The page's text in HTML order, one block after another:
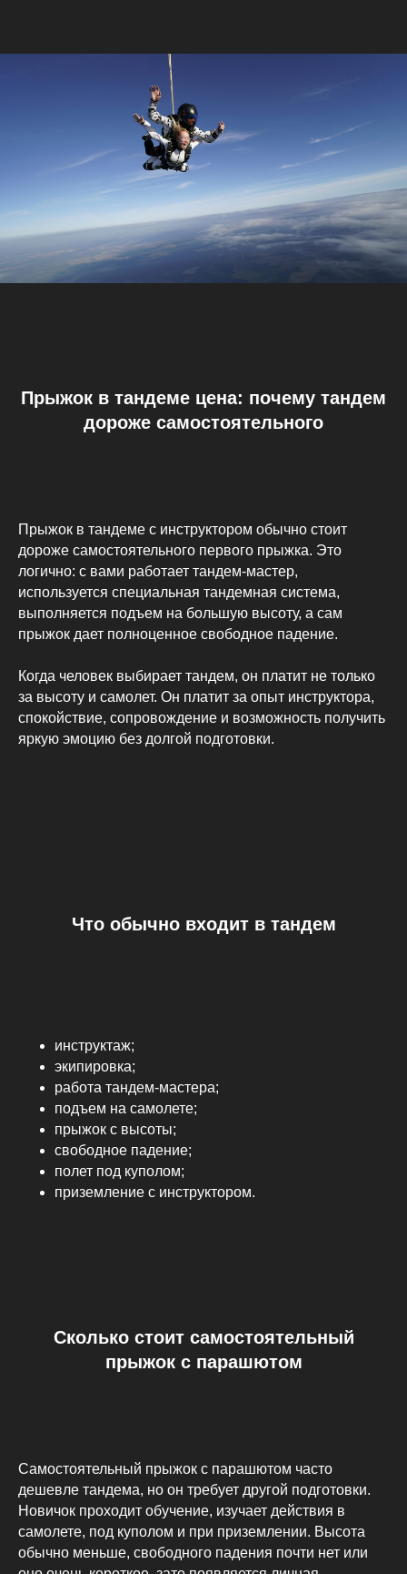
Прыжок в тандеме цена: почему тандем
дороже самостоятельного
Прыжок в тандеме с инструктором обычно стоит
дороже самостоятельного первого прыжка. Это
логично: с вами работает тандем-мастер,
используется специальная тандемная система,
выполняется подъем на большую высоту, а сам
прыжок дает полноценное свободное падение.
Когда человек выбирает тандем, он платит не только
за высоту и самолет. Он платит за опыт инструктора,
спокойствие, сопровождение и возможность получить
яркую эмоцию без долгой подготовки.
Что обычно входит в тандем
инструктаж;
экипировка;
работа тандем-мастера;
подъем на самолете;
прыжок с высоты;
свободное падение;
полет под куполом;
приземление с инструктором.
Сколько стоит самостоятельный
прыжок с парашютом
Самостоятельный прыжок с парашютом часто
дешевле тандема, но он требует другой подготовки.
Новичок проходит обучение, изучает действия в
самолете, под куполом и при приземлении. Высота
обычно меньше, свободного падения почти нет или